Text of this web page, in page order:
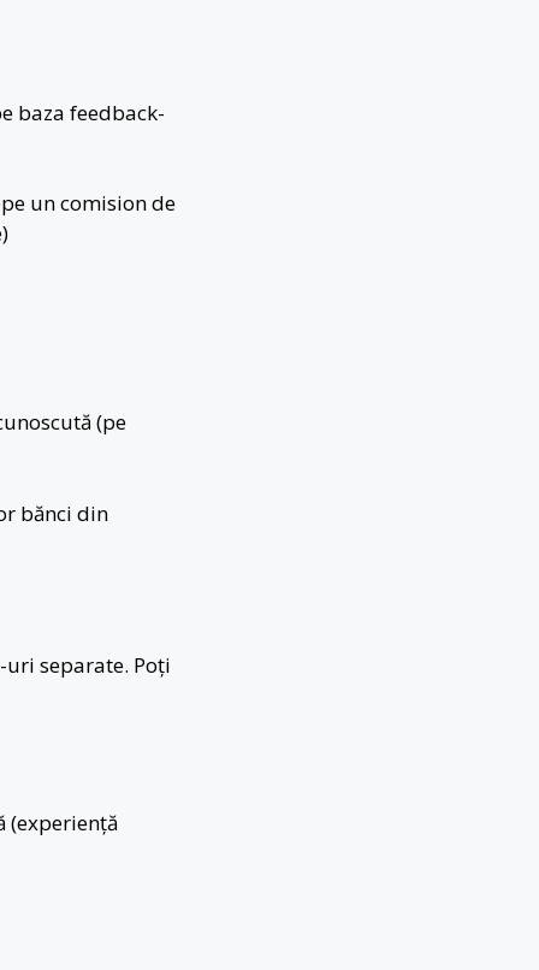
baza feedback-
un comision de
(pe
bănci din
separate. Poți
(experiență